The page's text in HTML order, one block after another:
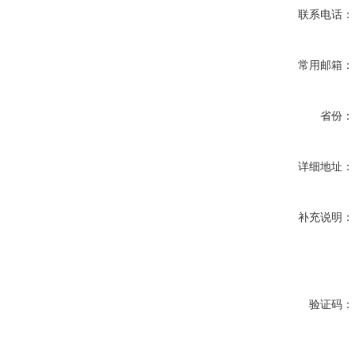
联系电话：
常用邮箱：
省份：
详细地址：
补充说明：
验证码：